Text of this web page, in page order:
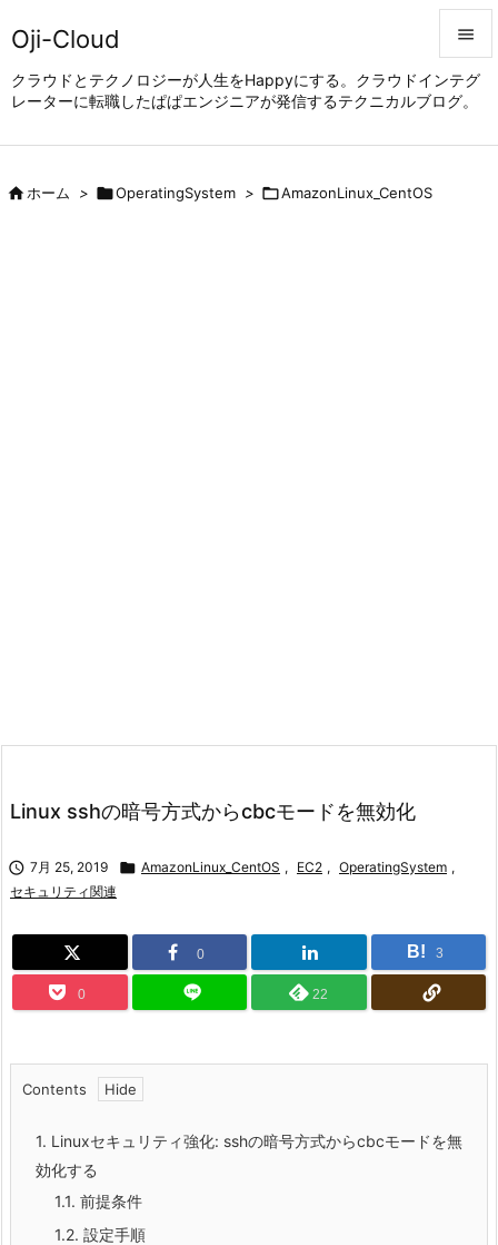
Oji-Cloud
クラウドとテクノロジーが人生をHappyにする。クラウドインテグ
レーターに転職したぱぱエンジニアが発信するテクニカルブログ。


メニュ
ホーム > OperatingSystem > AmazonLinux_CentOS
Linux sshの暗号方式からcbcモードを無効化
 7月 25, 2019  AmazonLinux_CentOS , EC2 , OperatingSystem ,
セキュリティ関連
0 B! 3
0 22
Contents
1. Linuxセキュリティ強化: sshの暗号方式からcbcモードを無
効化する
1.1. 前提条件
1.2. 設定手順